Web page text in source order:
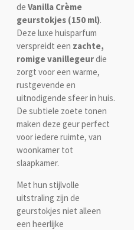
de Vanilla Crème
geurstokjes (150 ml).
Deze luxe huisparfum
verspreidt een zachte,
romige vanillegeurdie
zorgt voor een warme,
rustgevende en
uitnodigende sfeer in huis.
De subtiele zoete tonen
maken deze geur perfect
voor iedere ruimte, van
woonkamer tot
slaapkamer.
Met hun stijlvolle
uitstraling zijn de
geurstokjes niet alleen
een heerlijke